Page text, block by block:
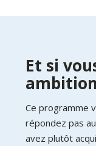
Et si
Ce programme
répondez pas
avez plutôt